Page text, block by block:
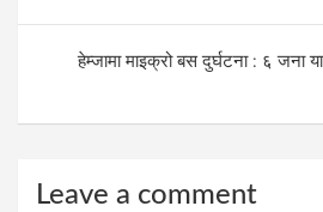
हेम्जामा माइक्रो बस दुर्घटना : ६ जना
Leave a comment